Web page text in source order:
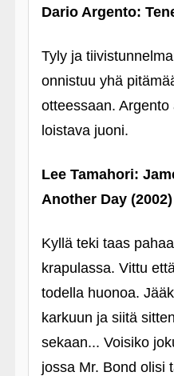
Dario Argento:
Tyly ja
onnistuu yhä
otteessaan.
loistava juoni.
Lee Tamahori:
Another Day (2002)
Kyllä teki taas
krapulassa. Vittu
todella huonoa.
karkuun ja siitä
sekaan... Voisiko
jossa Mr. Bond olisi